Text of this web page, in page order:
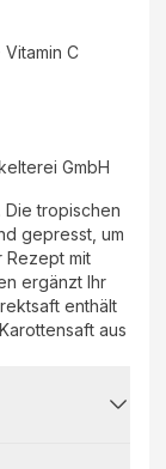
C
GmbH
Die tropischen
gepresst, um
Rezept mit
ergänzt Ihr
enthält
aus